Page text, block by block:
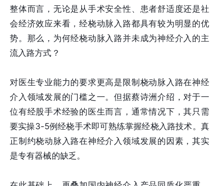
整体而言，无论是从手术安全性、患者舒适度还是社
会经济效应来看，经桡动脉入路都具有较为明显的优
势。那么，为何经桡动脉入路并未成为神经介入的主
流入路方式？
对医生专业能力的要求更高是限制桡动脉入路在神经
介入领域发展的门槛之一。但据蔡诗洲介绍，对于一
位有经股手术经验的医生而言，通常情况下，其只需
要实操3-5例经桡手术即可熟练掌握经桡入路技术。真
正制约桡动脉入路在神经介入领域发展的因素，其实
是专有器械的缺乏。